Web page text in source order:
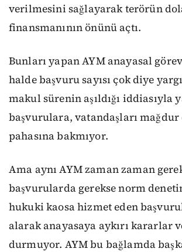
verilmesini sağlayarak terörün
finansmanının önünü açtı.
Bunları yapan AYM anayasal
halde başvuru sayısı çok diye
makul sürenin aşıldığı iddiasıyla
başvurulara, vatandaşları mağdur
pahasına bakmıyor.
Ama aynı AYM zaman zaman
başvurularda gerekse norm
hukuki kaosa hizmet eden
alarak anayasaya aykırı kararlar
durmuyor. AYM bu bağlamda